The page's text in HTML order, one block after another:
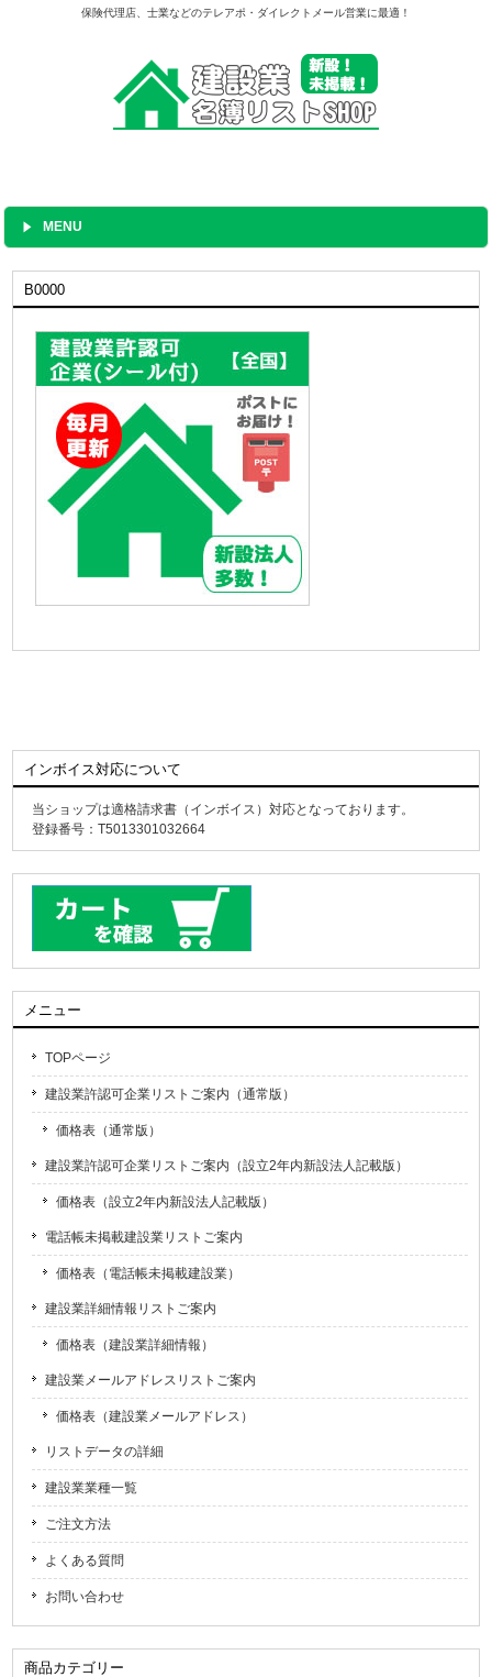
保険代理店、士業などのテレアポ・ダイレクトメール営業に最適！
MENU
B0000
インボイス対応について
当ショップは適格請求書（インボイス）対応となっております。
登録番号：T5013301032664
メニュー
TOPページ
建設業許認可企業リストご案内（通常版）
価格表（通常版）
建設業許認可企業リストご案内（設立2年内新設法人記載版）
価格表（設立2年内新設法人記載版）
電話帳未掲載建設業リストご案内
価格表（電話帳未掲載建設業）
建設業詳細情報リストご案内
価格表（建設業詳細情報）
建設業メールアドレスリストご案内
価格表（建設業メールアドレス）
リストデータの詳細
建設業業種一覧
ご注文方法
よくある質問
お問い合わせ
商品カテゴリー